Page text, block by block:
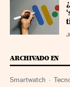
ARCHIVADO EN
Smartwatch